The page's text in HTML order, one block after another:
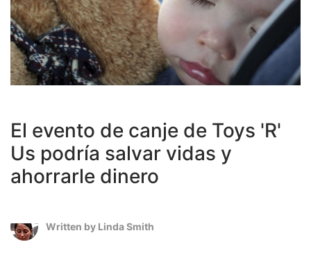
El evento de canje de Toys 'R'
Us podría salvar vidas y
ahorrarle dinero
Written by Linda Smith